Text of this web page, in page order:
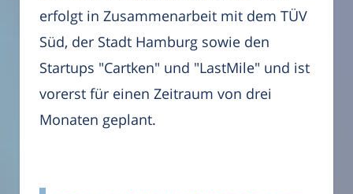
erfolgt in Zusammenarbeit mit dem TÜV
Süd, der Stadt Hamburg sowie den
Startups "Cartken" und "LastMile" und ist
vorerst für einen Zeitraum von drei
Monaten geplant.